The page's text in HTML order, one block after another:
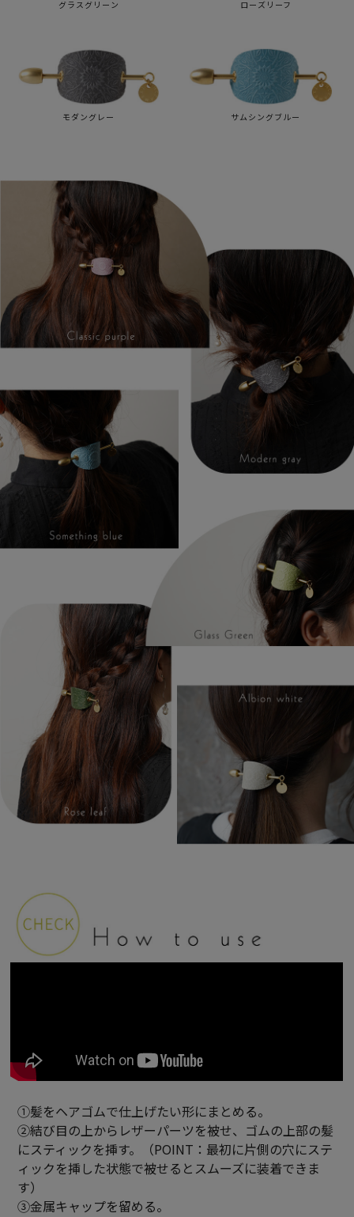
グラスグリーン ローズリーフ
モダングレー サムシングブルー
①髪をヘアゴムで仕上げたい形にまとめる。
②結び目の上からレザーパーツを被せ、ゴムの上部の髪
にスティックを挿す。（POINT：最初に片側の穴にステ
ィックを挿した状態で被せるとスムーズに装着できま
す）
③金属キャップを留める。